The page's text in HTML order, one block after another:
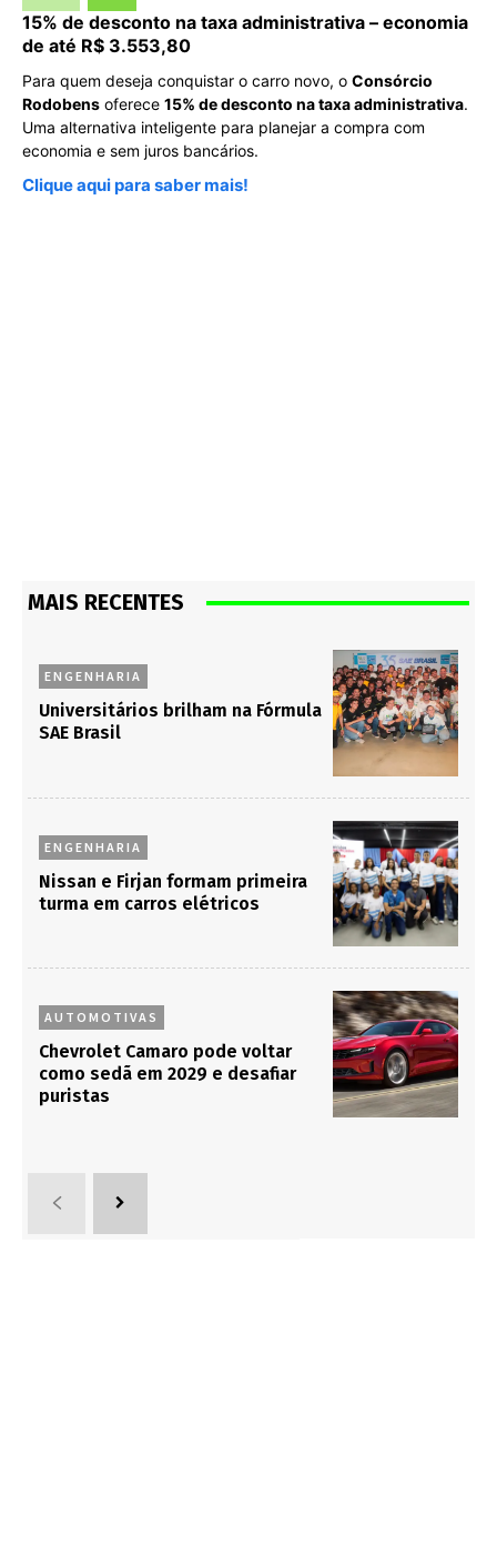
15% de desconto na taxa administrativa – economia
de até R$ 3.553,80
Para quem deseja conquistar o carro novo, o Consórcio
Rodobens oferece 15% de desconto na taxa administrativa.
Uma alternativa inteligente para planejar a compra com
economia e sem juros bancários.
Clique aqui para saber mais!
MAIS RECENTES
ENGENHARIA
Universitários brilham na Fórmula
SAE Brasil
ENGENHARIA
Nissan e Firjan formam primeira
turma em carros elétricos
AUTOMOTIVAS
Chevrolet Camaro pode voltar
como sedã em 2029 e desafiar
puristas